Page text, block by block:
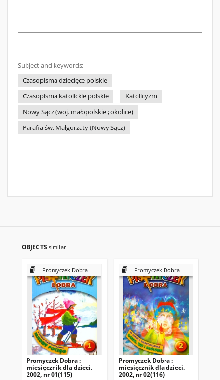
Subject and keywords:
Czasopisma dziecięce polskie
Czasopisma katolickie polskie
Katolicyzm
Nowy Sącz (woj. małopolskie ; okolice)
Parafia św. Małgorzaty (Nowy Sącz)
OBJECTS similar
Promyczek Dobra
Promyczek Dobra :
miesięcznik dla dzieci.
2002, nr 01(115)
Promyczek Dobra
Promyczek Dobra :
miesięcznik dla dzieci.
2002, nr 02(116)